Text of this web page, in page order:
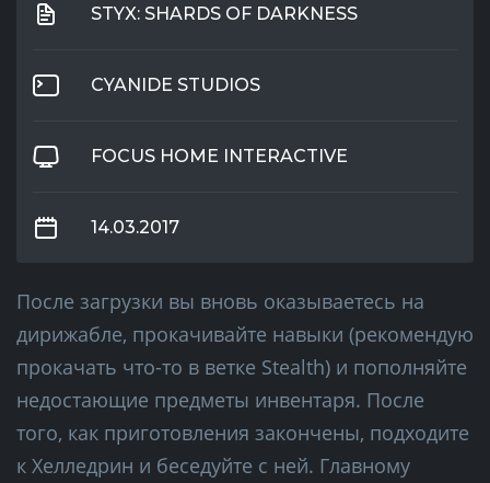
STYX: SHARDS OF DARKNESS
CYANIDE STUDIOS
FOCUS HOME INTERACTIVE
14.03.2017
После загрузки вы вновь оказываетесь на
дирижабле, прокачивайте навыки (рекомендую
прокачать что-то в ветке Stealth) и пополняйте
недостающие предметы инвентаря. После
того, как приготовления закончены, подходите
к Хелледрин и беседуйте с ней. Главному